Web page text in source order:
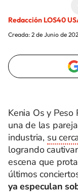
Redacción LOS40
Creada: 2 de Junio de
Kenia Os y Peso
una de las
industria, su
logrando
escena que
últimos
ya especulan